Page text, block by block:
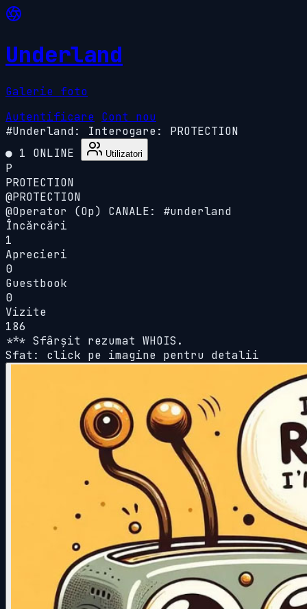
Underland
Galerie foto
Autentificare Cont nou
#Underland:
Interogare: PROTECTION
● 1 ONLINE
Utilizatori
P
PROTECTION
@PROTECTION
@Operator (Op) CANALE: #underland
Încărcări
1
Aprecieri
0
Guestbook
0
Vizite
186
*** Sfârșit rezumat WHOIS.
Sfat: click pe imagine pentru detalii